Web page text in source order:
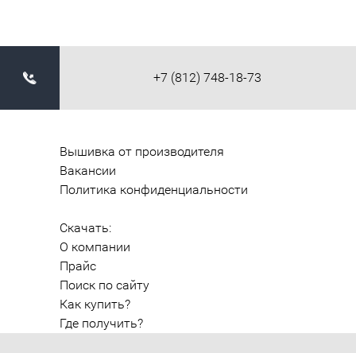
+7 (812) 748-18-73
Вышивка от производителя
Вакансии
Политика конфиденциальности
Скачать:
О компании
Прайс
Поиск по сайту
Как купить?
Где получить?